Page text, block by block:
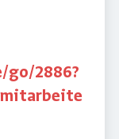
go/2886?